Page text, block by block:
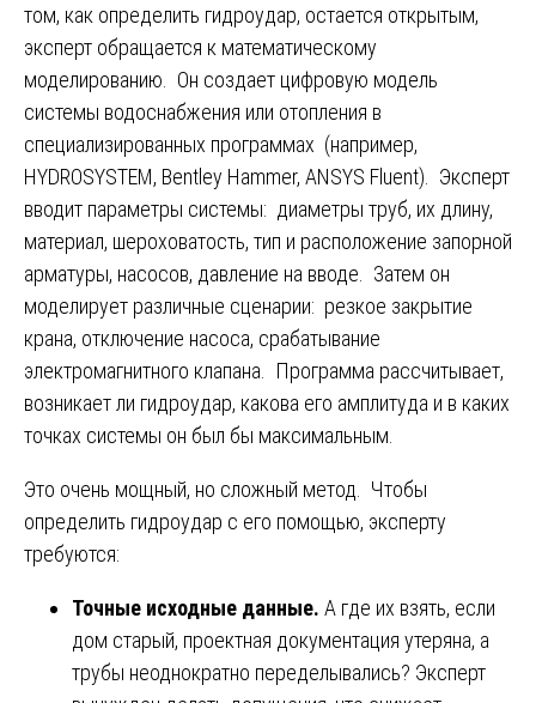
том, как определить гидроудар, остается открытым,
эксперт обращается к математическому
моделированию. Он создает цифровую модель
системы водоснабжения или отопления в
специализированных программах (например,
HYDROSYSTEM, Bentley Hammer, ANSYS Fluent). Эксперт
вводит параметры системы: диаметры труб, их длину,
материал, шероховатость, тип и расположение запорной
арматуры, насосов, давление на вводе. Затем он
моделирует различные сценарии: резкое закрытие
крана, отключение насоса, срабатывание
электромагнитного клапана. Программа рассчитывает,
возникает ли гидроудар, какова его амплитуда и в каких
точках системы он был бы максимальным.
Это очень мощный, но сложный метод. Чтобы
определить гидроудар с его помощью, эксперту
требуются:
Точные исходные данные. А где их взять, если
дом старый, проектная документация утеряна, а
трубы неоднократно переделывались? Эксперт